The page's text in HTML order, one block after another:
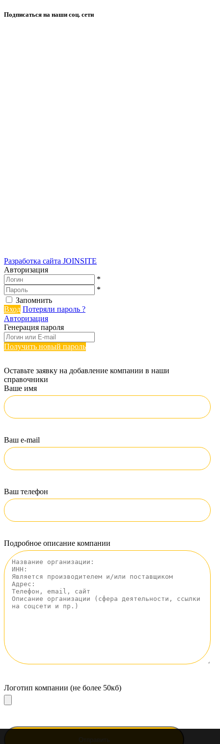
Подписаться на наши соц. сети
Разработка сайта JOINSITE
Авторизация
*
*
Запомнить
Вход Потеряли пароль ?
Авторизация
Генерация пароля
Получить новый пароль
Оставьте заявку на добавление компании в наши
справочники
Ваше имя
Ваш e-mail
Ваш телефон
Подробное описание компании
Логотип компании (не более 50кб)